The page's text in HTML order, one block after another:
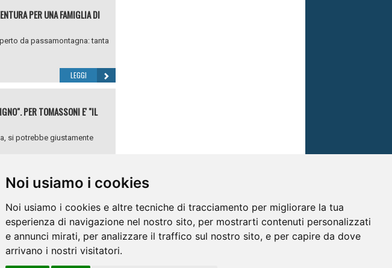
Noi usiamo i cookies
Noi usiamo i cookies e altre tecniche di tracciamento per migliorare la tua
esperienza di navigazione nel nostro sito, per mostrarti contenuti personalizzati
e annunci mirati, per analizzare il traffico sul nostro sito, e per capire da dove
arrivano i nostri visitatori.
PER UNA FAMIGLIA DI
da passamontagna: tanta
LEGGI
PER TOMASSONI E' "IL
si potrebbe giustamente